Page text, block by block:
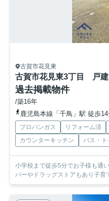
古賀市花見東
古賀市花見東3丁目 戸建
過去掲載物件
/築16年
鹿児島本線「千鳥」駅 徒歩
プロパンガス リフォーム済
カウンターキッチン
バス・ト
小学校まで徒歩5分でお子様も通
パーやドラッグストアもあり子育